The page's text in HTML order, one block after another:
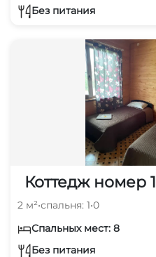
Без питания
Коттедж номер 1
2 м²•спальня: 1•0
Спальных мест: 8
Без питания